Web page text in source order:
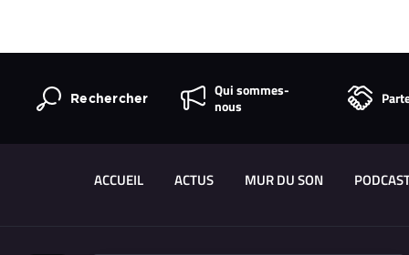
Rechercher
Qui sommes-
nous
ACCUEIL ACTUS MUR DU SON